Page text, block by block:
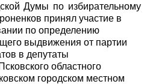
Думы по избирательному
принял участие в
по определению
выдвижения от партии
в депутаты
областного
городском местном